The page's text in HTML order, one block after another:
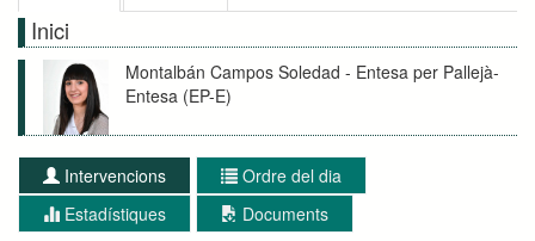
Inici
Montalbán Campos Soledad - Entesa per Pallejà-
Entesa (EP-E)
Intervencions
Ordre del dia
Estadístiques
Documents